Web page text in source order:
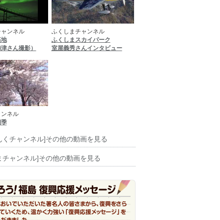
ンネル
さん撮影）
ふくしまチャンネル
ふくしまスカイパーク
室屋義秀さんインタビュー
ネル
くチャンネル]その他の動画を見る
チャンネル]その他の動画を見る